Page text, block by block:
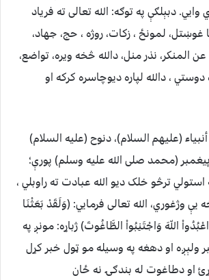
دبېلګې په توګه: الله تعالی ته فریاد
لمونځ ، زکات، روژه ، حج، جهاد،
المنکر، نذر منل، دالله څخه ویره، تواضع،
دوستي ، دالله لپاره دیوچاسره کرکه او
(علیهم السلام)، دنوح (علیه السلام)
(محمد صلی الله علیه وسلم) پورې؛
ترڅو خلک دیو الله عبادت ته راوبلي ،
يې وژغوري، الله تعالی فرمایي: (وَلَقَدْ بَعَثْنَا
اللّهَ وَاجْتَنِبُواْ الطَّاغُوتَ) ژباړه: مونږ په
ولېږه او دهغه په وسیله مو ټول خبر کړل
او دطاغوت له بندګۍ نه ځان